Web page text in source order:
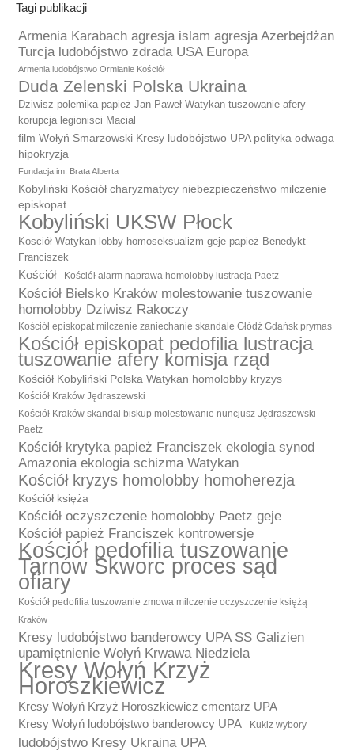
Tagi publikacji
Armenia Karabach agresja islam agresja Azerbejdżan
Turcja ludobójstwo zdrada USA Europa
Armenia ludobójstwo Ormianie Kościół
Duda Zelenski Polska Ukraina
Dziwisz polemika papież Jan Paweł Watykan tuszowanie afery
korupcja legionisci Macial
film Wołyń Smarzowski Kresy ludobójstwo UPA polityka odwaga
hipokryzja
Fundacja im. Brata Alberta
Kobyliński Kościół charyzmatycy niebezpieczeństwo milczenie
episkopat
Kobyliński UKSW Płock
Kosciół Watykan lobby homoseksualizm geje papież Benedykt
Franciszek
Kościół Kościół alarm naprawa homolobby lustracja Paetz
Kościół Bielsko Kraków molestowanie tuszowanie
homolobby Dziwisz Rakoczy
Kościół episkopat milczenie zaniechanie skandale Głódź Gdańsk prymas
Kościół episkopat pedofilia lustracja
tuszowanie afery komisja rząd
Kościół Kobyliński Polska Watykan homolobby kryzys
Kościół Kraków Jędraszewski
Kościół Kraków skandal biskup molestowanie nuncjusz Jędraszewski
Paetz
Kościół krytyka papież Franciszek ekologia synod
Amazonia ekologia schizma Watykan
Kościół kryzys homolobby homoherezja
Kościół księża
Kościół oczyszczenie homolobby Paetz geje
Kościół papież Franciszek kontrowersje
Kościół pedofilia tuszowanie
Tarnów Skworc proces sąd
ofiary
Kościół pedofilia tuszowanie zmowa milczenie oczyszczenie księżą
Kraków
Kresy ludobójstwo banderowcy UPA SS Galizien
upamiętnienie Wołyń Krwawa Niedziela
Kresy Wołyń Krzyż
Horoszkiewicz
Kresy Wołyń Krzyż Horoszkiewicz cmentarz UPA
Kresy Wołyń ludobójstwo banderowcy UPA
Kukiz wybory
ludobójstwo Kresy Ukraina UPA